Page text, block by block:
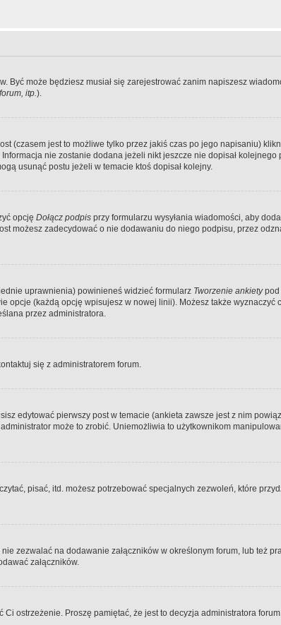
może będziesz musiał się zarejestrować zanim napiszesz
itp.).
(czasem jest to możliwe tylko przez jakiś czas po jego napisaniu)
nie zostanie dodana jeżeli nikt jeszcze nie dopisał kolejnego
usunąć postu jeżeli w temacie ktoś dopisał kolejny.
opcję Dołącz podpis przy formularzu wysyłania wiadomości, aby
możesz zadecydować o nie dodawaniu do niego podpisu, przez
uprawnienia) powinieneś widzieć formularz Tworzenie ankietypod
(każdą opcję wpisujesz w nowej linii). Możesz także
przez administratora.
się z administratorem forum.
edytować pierwszy post w temacie (ankieta zawsze jest z nim
może to zrobić. Uniemożliwia to użytkownikom
pisać, itd. możesz potrzebować specjalnych zezwoleń, które
zezwalać na dodawanie załączników w określonym forum, lub też
załączników.
ostrzeżenie. Proszę pamiętać, że jest to decyzja administratora